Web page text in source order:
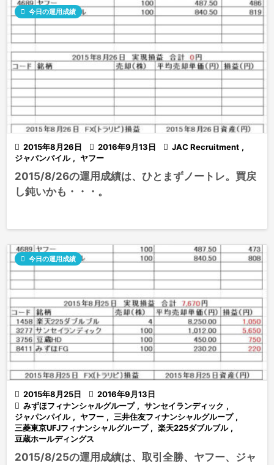
 2015年8月26日  2016年9月13日
 今日の運用成績
 JAC Recruitment ,
ジャパンパイル , ヤフー
2015/8/26の運用成績は、ひとまずノートレ。買戻
し鈍いかも・・・。
 2015年8月25日  2016年9月13日
 今日の運用成績
 みずほフィナンシャルグループ , サンセイランディック ,
ジャパンパイル , ヤフー , 三井住友フィナンシャルグループ ,
三菱東京UFJフィナンシャルグループ , 楽天225ダブルブル ,
豆蔵ホールディングス
2015/8/25の運用成績は、取引全勝、ヤフー、ジャ